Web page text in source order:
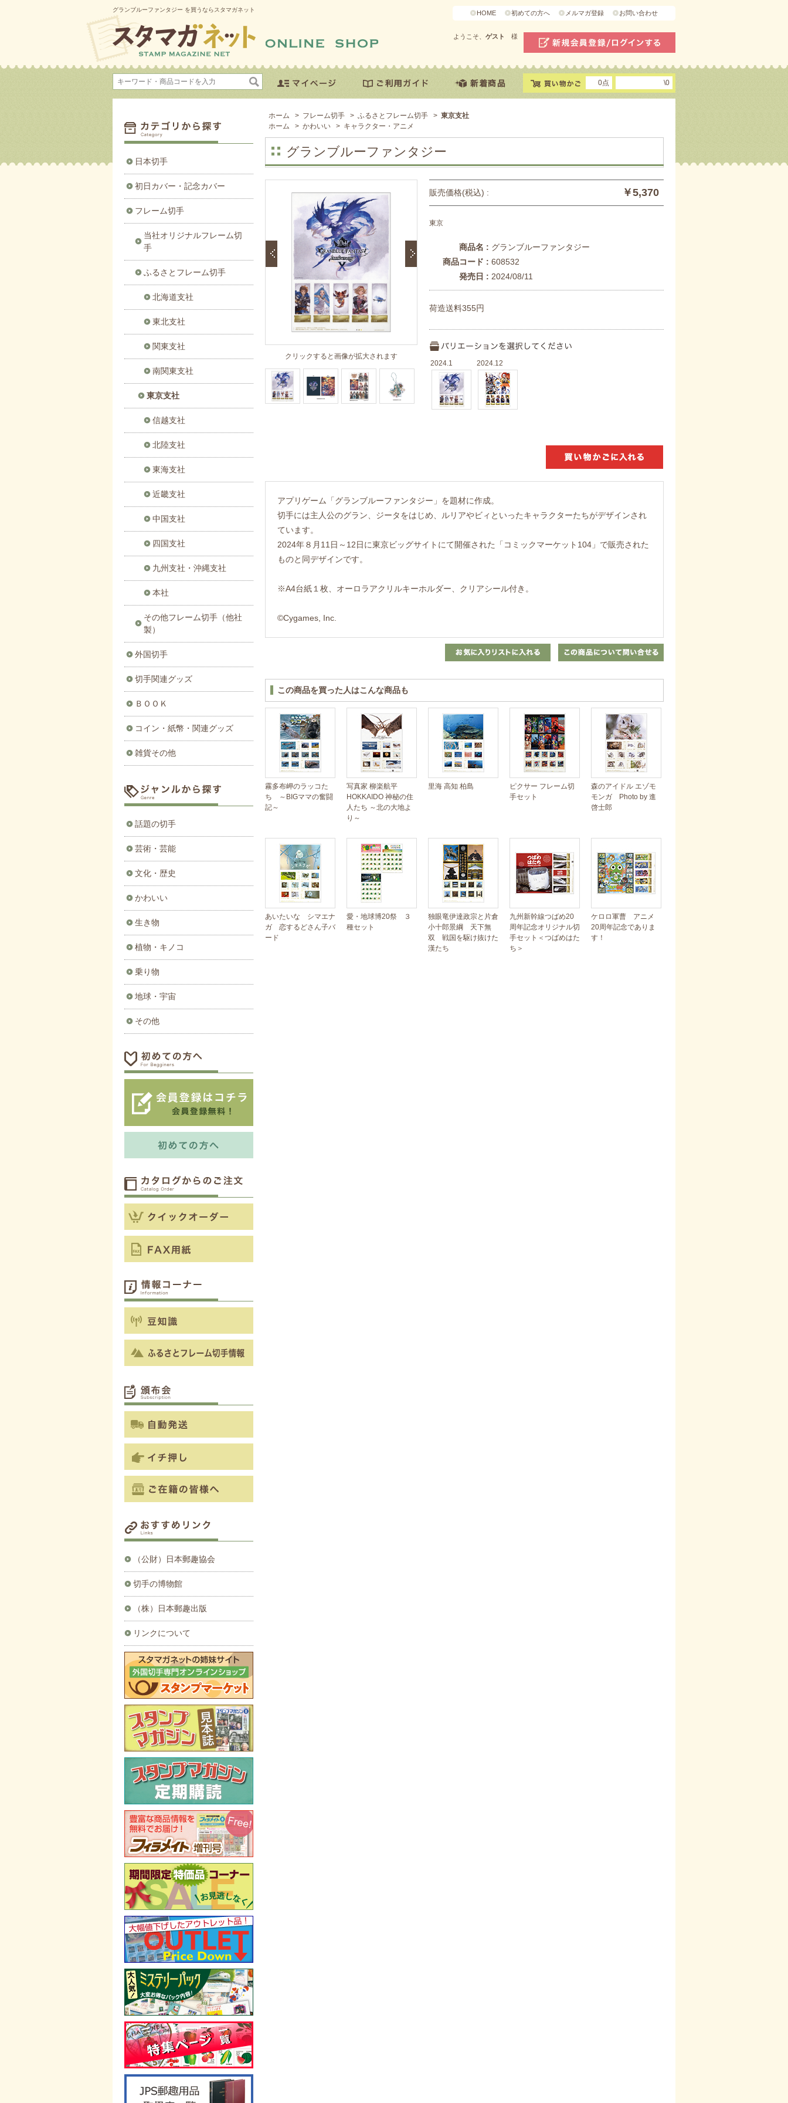
グランブルーファンタジー を買うならスタマガネット HOME 初めての方へ メルマガ登録 お問い合わせ
ようこそ、 ゲスト 様
0点 \0
ホーム > フレーム切手 > ふるさとフレーム切手 > 東京支社
ホーム
> かわいい > キャラクター・アニメ
グランブルーファンタジー
クリックすると画像が拡大されます
販売価格(税込) : ￥5,370
東京
商品名 : グランブルーファンタジー
商品コード : 608532
発売日 : 2024/08/11
荷造送料355円
2024.1 2024.12
アプリゲーム「グランブルーファンタジー」を題材に作成。
切手には主人公のグラン、ジータをはじめ、ルリアやビィといったキャラクターたちがデザインされ
ています。
2024年８月11日～12日に東京ビッグサイトにて開催された「コミックマーケット104」で販売された
ものと同デザインです。
※A4台紙１枚、オーロラアクリルキーホルダー、クリアシール付き。
©Cygames, Inc.
この商品を買った人はこんな商品も
霧多布岬のラッコた
ち ～BIGママの奮闘
記～
写真家 柳楽航平
HOKKAIDO 神秘の住
人たち ～北の大地よ
り～
里海 高知 柏島
ピクサー フレーム切
手セット
森のアイドル エゾモ
モンガ Photo by 進
啓士郎
あいたいな シマエナ
ガ 恋するどさん子バ
ード
愛・地球博20祭 ３
種セット
独眼竜伊達政宗と片倉
小十郎景綱 天下無
双 戦国を駆け抜けた
漢たち
九州新幹線つばめ20
周年記念オリジナル切
手セット＜つばめはた
ち＞
ケロロ軍曹 アニメ
20周年記念でありま
す！
日本切手
初日カバー・記念カバー
フレーム切手
当社オリジナルフレーム切
手
ふるさとフレーム切手
北海道支社
東北支社
関東支社
南関東支社
東京支社
信越支社
北陸支社
東海支社
近畿支社
中国支社
四国支社
九州支社・沖縄支社
本社
その他フレーム切手（他社
製）
外国切手
切手関連グッズ
ＢＯＯＫ
コイン・紙幣・関連グッズ
雑貨その他
話題の切手
芸術・芸能
文化・歴史
かわいい
生き物
植物・キノコ
乗り物
地球・宇宙
その他
（公財）日本郵趣協会
切手の博物館
（株）日本郵趣出版
リンクについて